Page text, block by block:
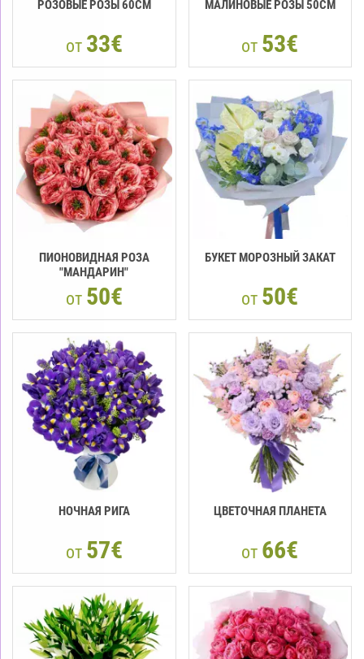
РОЗОВЫЕ РОЗЫ 60CM
от 33€
МАЛИНОВЫЕ РОЗЫ 50CM
от 53€
ПИОНОВИДНАЯ РОЗА
"МАНДАРИН"
от 50€
БУКЕТ МОРОЗНЫЙ ЗАКАТ
от 50€
НОЧНАЯ РИГА
от 57€
ЦВЕТОЧНАЯ ПЛАНЕТА
от 66€